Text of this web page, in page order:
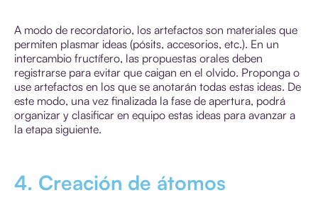
A modo de recordatorio, los artefactos son materiales que
permiten plasmar ideas (pósits, accesorios, etc.). En un
intercambio fructífero, las propuestas orales deben
registrarse para evitar que caigan en el olvido. Proponga o
use artefactos en los que se anotarán todas estas ideas. De
este modo, una vez finalizada la fase de apertura, podrá
organizar y clasificar en equipo estas ideas para avanzar a
la etapa siguiente.
4. Creación de átomos